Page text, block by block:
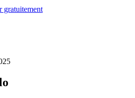
gratuitement